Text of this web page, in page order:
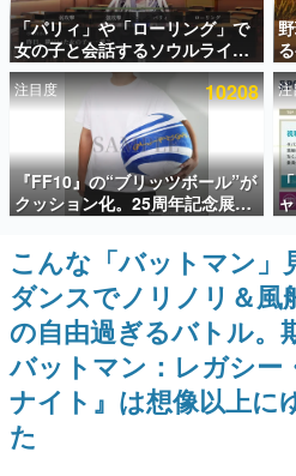
アプリセール情報
インタビュー
連載・特集一覧
殿堂入り記事
SNS拡散数が数千以上
ど。多くの人々に読まれ
事をまとめました。
ゲームの企画書
名作ゲームクリエイタ
聞きし、ヒットする企画
きます。
この物語を解いてはいけ
の形をした短編ホラー小
「パリィ」や「ローリング」で
女の子と会話するソウルライク
恋愛ゲーム『小早川さんはソウ
ルライク』無料公開。返事に失
敗すると「YOU DIED」
注目度 10208
『FF10』の“ブリッツボール”が
クッション化。25周年記念展
「FINAL FANTASY X
MUSEUM-幻光の記憶-」のグッ
ズ情報が一部公開
注
こんな「バットマン
ダンスでノリノリ＆風
の自由過ぎるバトル。
バットマン：レガシー
ナイト』は想像以上に
た